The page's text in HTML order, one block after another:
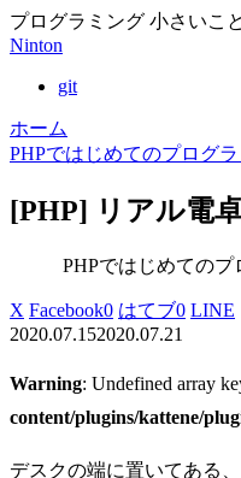
プログラミング 小さいこ
Ninton
git
ホーム
PHPではじめてのプログ
[PHP] リアル電
PHPではじめてのプ
X Facebook0 はてブ0 LINE
2020.07.152020.07.21
Warning: Undefined array
content/plugins/kattene/
デスクの端に置いてある